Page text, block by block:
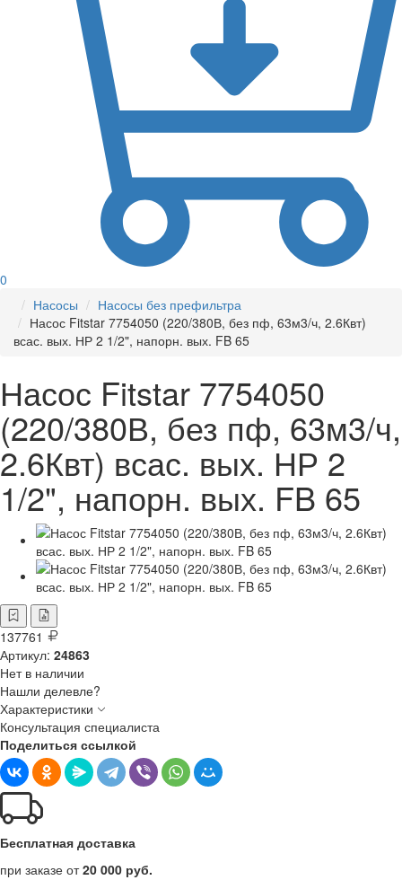
0
Насосы
Насосы без префильтра
Насос Fitstar 7754050 (220/380В, без пф, 63м3/ч, 2.6Квт)
всас. вых. НР 2 1/2", напорн. вых. FB 65
Насос Fitstar 7754050
(220/380В, без пф, 63м3/ч,
2.6Квт) всас. вых. НР 2
1/2", напорн. вых. FB 65
137761
Артикул: 24863
Нет в наличии
Нашли делевле?
Характеристики
Консультация специалиста
Поделиться ссылкой
Бесплатная доставка
при заказе от20 000 руб.